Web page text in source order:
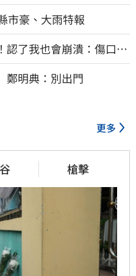
市豪、大雨特報
認了我也會崩潰：傷口終
明典：別出門
更多
槍擊